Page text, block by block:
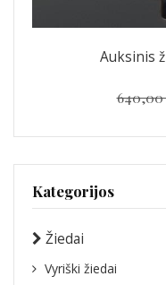
Auksinis
640,00
Kategorijos
Žiedai
Vyriški žiedai